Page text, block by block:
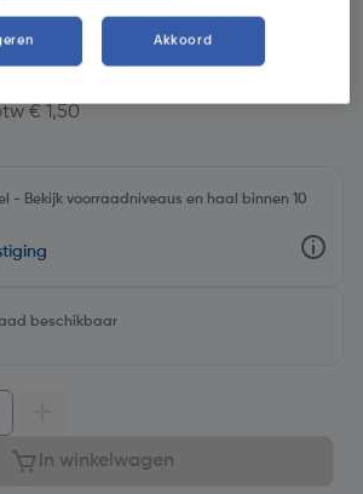
€ 1,50
- Bekijk voorraadniveaus en haal binnen 10
beschikbaar
In winkelwagen
Akkoord